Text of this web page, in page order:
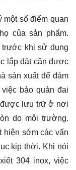
một số điểm quan
của sản phẩm.
trước khi sử dụng
lắp đặt cần được
sản xuất để đảm
bảo quản đai
lưu trữ ở nơi
do môi trường.
hiện sớm các vấn
kịp thời. Khi nói
304 inox, việc